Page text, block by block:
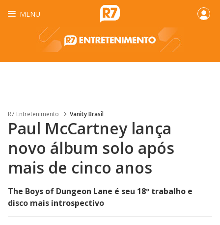
MENU
R7 Entretenimento Vanity Brasil
Paul McCartney lança
novo álbum solo após
mais de cinco anos
The Boys of Dungeon Lane é seu 18º trabalho e
disco mais introspectivo